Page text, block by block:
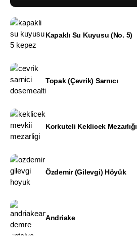
Kapaklı Su Kuyusu (No. 5)
Topak (Çevrik) Sarnıcı
Korkuteli Keklicek Mezarlığı
Özdemir (Gilevgi) Höyük
Andriake